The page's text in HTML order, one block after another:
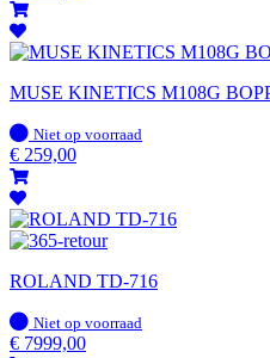
MUSE KINETICS M108G
Op
voorraad
Niet op voorraad
€ 259,00
ROLAND TD-716
Op
voorraad
Niet op voorraad
€ 7999,00